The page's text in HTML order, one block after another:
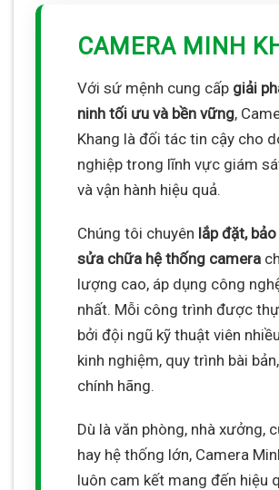
CAMERA MINH
Với sứ mệnh cung cấp giải
ninh tối ưu và bền vững,
Khang là đối tác tin cậy cho
nghiệp trong lĩnh vực giám
và vận hành hiệu quả.
Chúng tôi chuyên lắp đặt,
sửa chữa hệ thống camera
lượng cao, áp dụng công
nhất. Mỗi công trình được
bởi đội ngũ kỹ thuật viên
kinh nghiệm, quy trình bài
chính hãng.
Dù là văn phòng, nhà xưởng,
hay hệ thống lớn, Camera
luôn cam kết mang đến hiệu